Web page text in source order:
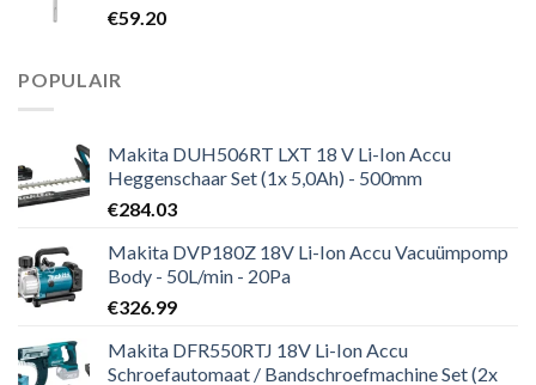
€59.20
POPULAIR
Makita DUH506RT LXT 18 V Li-Ion Accu
Heggenschaar Set (1x 5,0Ah) - 500mm
€284.03
Makita DVP180Z 18V Li-Ion Accu Vacuümpomp
Body - 50L/min - 20Pa
€326.99
Makita DFR550RTJ 18V Li-Ion Accu
Schroefautomaat / Bandschroefmachine Set (2x